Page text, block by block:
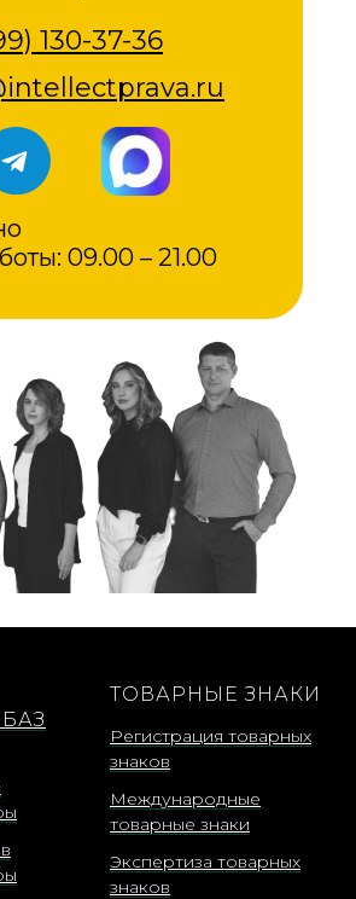
130-37-36
09.00 – 21.00
ТОВАРНЫЕ ЗНАКИ
Регистрация товарных
знаков
Международные
товарные знаки
Экспертиза товарных
знаков